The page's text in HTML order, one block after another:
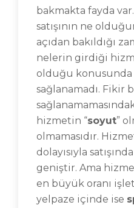
bakmakta fayda
satışının ne
açıdan bakıldığı
nelerin girdiği
olduğu
sağlanamadı. Fikir
hizmetin “soyut”
olmamasıdır.
dolayısıyla
geniştir. Ama
en büyük oranı
yelpaze içinde ise